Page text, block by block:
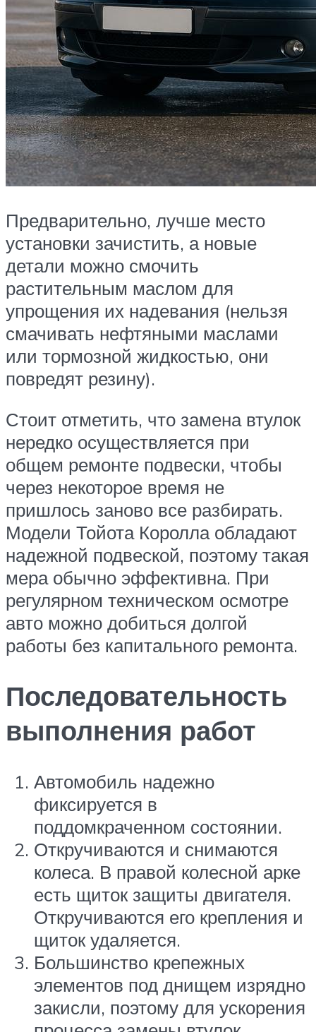
Предварительно, лучше место
установки зачистить, а новые
детали можно смочить
растительным маслом для
упрощения их надевания (нельзя
смачивать нефтяными маслами
или тормозной жидкостью, они
повредят резину).
Стоит отметить, что замена втулок
нередко осуществляется при
общем ремонте подвески, чтобы
через некоторое время не
пришлось заново все разбирать.
Модели Тойота Королла обладают
надежной подвеской, поэтому такая
мера обычно эффективна. При
регулярном техническом осмотре
авто можно добиться долгой
работы без капитального ремонта.
Последовательность
выполнения работ
Автомобиль надежно
фиксируется в
поддомкраченном состоянии.
Откручиваются и снимаются
колеса. В правой колесной арке
есть щиток защиты двигателя.
Откручиваются его крепления и
щиток удаляется.
Большинство крепежных
элементов под днищем изрядно
закисли, поэтому для ускорения